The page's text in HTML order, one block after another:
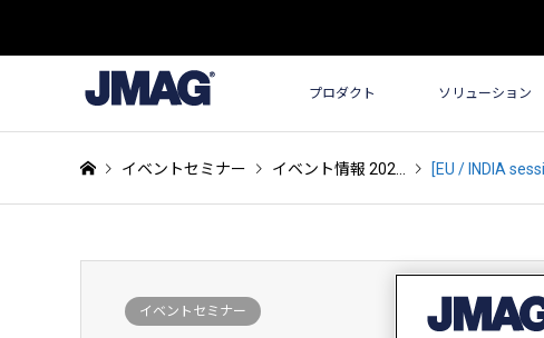
プロダクト ソリューション
イベントセミナー イベント情報 202… [EU / INDIA
イベントセミナー